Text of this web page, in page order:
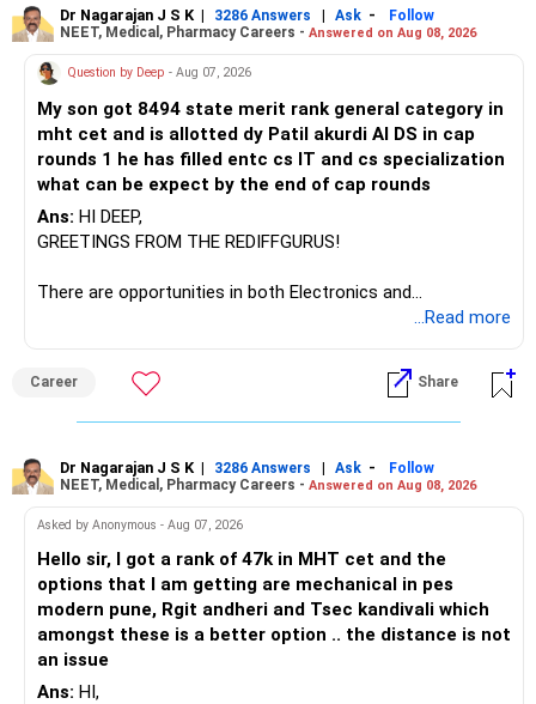
There is considerable overlap in this allocation.
I would not keep four manufacturing funds.
If you have a strong preference for the ICICI Prudential
Manufacturing Fund, keeping one manufacturing fund can
be considered.
The other three can be reviewed for exit and consolidation.
However, do not switch all four on one day blindly. Check
» Funds You Mentioned As Non-Performing
You mentioned:
– Axis Consumption
– HDFC Multicap
– HDFC Multicap 50/25/25 Index
– HSBC India Export Opportunities
– ICICI Prudential Opportunities
– Sundaram Multi Asset Allocation
– Tata Nifty Auto Index
– Tata Nifty India Tourism Index
Dr Nagarajan J S K | 3286 Answers | Ask -
Follow
NEET, Medical, Pharmacy Careers - Answered on Aug 08, 2026
Question by Deep - Aug 07, 2026
My son got 8494 state merit rank general category in
mht cet and is allotted dy Patil akurdi AI DS in cap
rounds 1 he has filled entc cs IT and cs specialization
what can be expect by the end of cap rounds
Ans: HI DEEP,
GREETINGS FROM THE REDIFFGURUS!
There are opportunities in both Electronics and
Telecommunications (EnTC) and Information Technology
than IT. The choice is yours. Given that the field is
constantly evolving, you must be ready to accept various
challenges after graduation. Additionally, consider pursuing
to enhance your job prospects.
BEST WISHES.
...Read more
Career Share
Dr Nagarajan J S K | 3286 Answers | Ask -
Follow
NEET, Medical, Pharmacy Careers - Answered on Aug 08, 2026
Asked by Anonymous - Aug 07, 2026
Hello sir, I got a rank of 47k in MHT cet and the
options that I am getting are mechanical in pes
modern pune, Rgit andheri and Tsec kandivali which
amongst these is a better option .. the distance is not
an issue
Ans: HI,